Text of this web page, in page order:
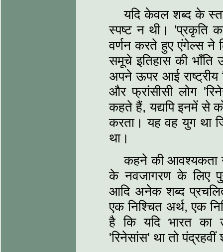
यदि केवल शब्‍द के
स्‍पष्‍ट न थी। 'प्रकृति
वर्णन करते हुए एंगेल्‍स
समूचे इतिहास की
अपने ऊपर आई राष्‍ट्रीय
और फ्रांसीसी लोग
कहते हैं, य‍द्यपि इनमें से
करता। यह वह युग था
था।
कहने की आवश्‍यकता
के नवजागरण के लिए
आदि अनेक शब्‍द
एक निश्चित अर्थ, एक
है कि यदि भारत का
'रिनेसांस' था तो